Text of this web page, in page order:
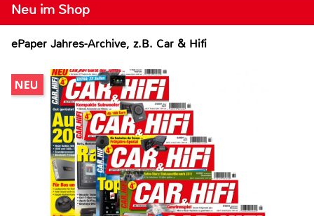
Neu im Shop
ePaper Jahres-Archive, z.B. Car & Hifi